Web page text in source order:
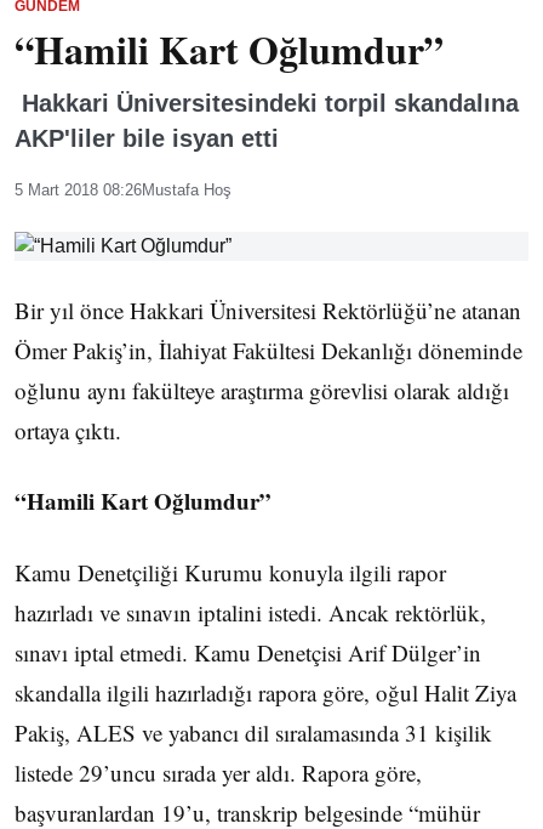
GÜNDEM
“Hamili Kart Oğlumdur”
Hakkari Üniversitesindeki torpil skandalına
AKP'liler bile isyan etti
5 Mart 2018 08:26Mustafa Hoş
Bir yıl önce Hakkari Üniversitesi Rektörlüğü’ne atanan
Ömer Pakiş’in, İlahiyat Fakültesi Dekanlığı döneminde
oğlunu aynı fakülteye araştırma görevlisi olarak aldığı
ortaya çıktı.
“Hamili Kart Oğlumdur”
Kamu Denetçiliği Kurumu konuyla ilgili rapor
hazırladı ve sınavın iptalini istedi. Ancak rektörlük,
sınavı iptal etmedi. Kamu Denetçisi Arif Dülger’in
skandalla ilgili hazırladığı rapora göre, oğul Halit Ziya
Pakiş, ALES ve yabancı dil sıralamasında 31 kişilik
listede 29’uncu sırada yer aldı. Rapora göre,
başvuranlardan 19’u, transkrip belgesinde “mühür